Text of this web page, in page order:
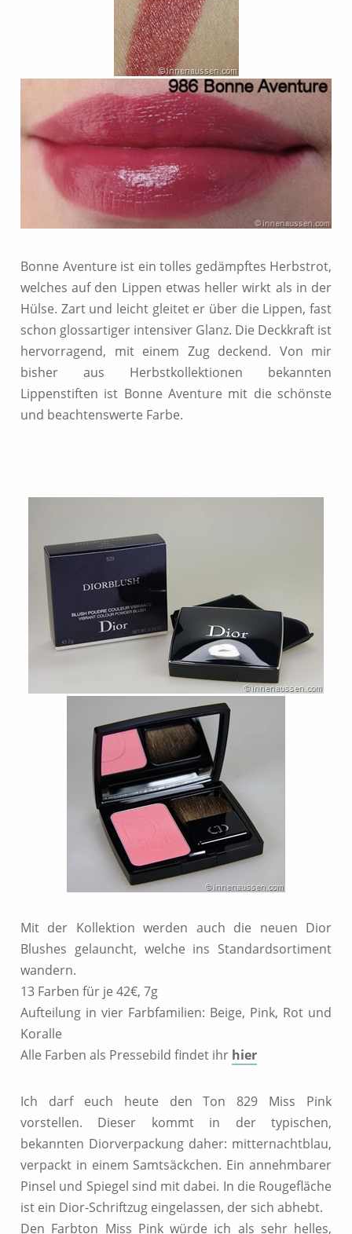
Bonne Aventure ist ein tolles gedämpftes Herbstrot,
welches auf den Lippen etwas heller wirkt als in der
Hülse. Zart und leicht gleitet er über die Lippen, fast
schon glossartiger intensiver Glanz. Die Deckkraft ist
hervorragend, mit einem Zug deckend. Von mir
bisher aus Herbstkollektionen bekannten
Lippenstiften ist Bonne Aventure mit die schönste
und beachtenswerte Farbe.
Mit der Kollektion werden auch die neuen Dior
Blushes gelauncht, welche ins Standardsortiment
wandern.
13 Farben für je 42€, 7g
Aufteilung in vier Farbfamilien: Beige, Pink, Rot und
Koralle
Alle Farben als Pressebild findet ihr hier
Ich darf euch heute den Ton 829 Miss Pink
vorstellen. Dieser kommt in der typischen,
bekannten Diorverpackung daher: mitternachtblau,
verpackt in einem Samtsäckchen. Ein annehmbarer
Pinsel und Spiegel sind mit dabei. In die Rougefläche
ist ein Dior-Schriftzug eingelassen, der sich abhebt.
Den Farbton Miss Pink würde ich als sehr helles,